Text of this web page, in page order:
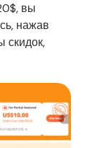
вы
нажав
скидок,